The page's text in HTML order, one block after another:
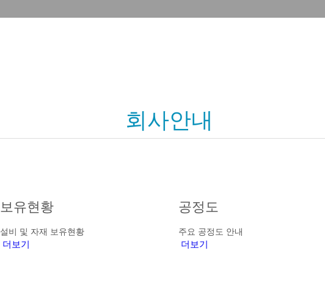
회사안내
보유현황
설비 및 자재 보유현황
더보기
공정도
주요 공정도 안내
더보기